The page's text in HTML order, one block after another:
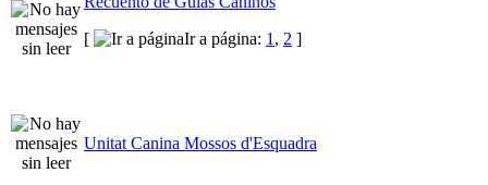
[
Ir a página: 1 , 2 ]
Unitat Canina Mossos d'Esquadra